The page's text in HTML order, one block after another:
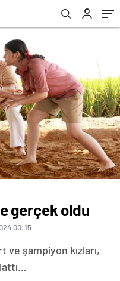
gerçek oldu
00:15
şampiyon kızları,